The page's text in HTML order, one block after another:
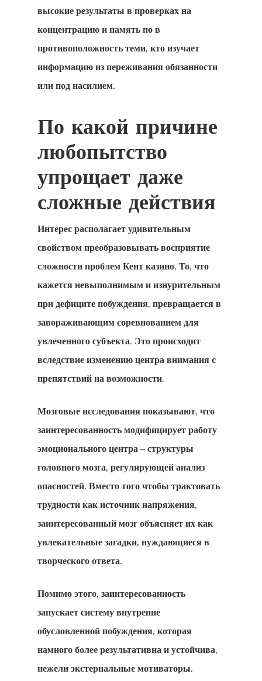
высокие результаты в проверках на
концентрацию и память по в
противоположность теми, кто изучает
информацию из переживания обязанности
или под насилием.
По какой причине
любопытство
упрощает даже
сложные действия
Интерес располагает удивительным
свойством преобразовывать восприятие
сложности проблем Кент казино. То, что
кажется невыполнимым и изнурительным
при дефиците побуждения, превращается в
завораживающим соревнованием для
увлеченного субъекта. Это происходит
вследствие изменению центра внимания с
препятствий на возможности.
Мозговые исследования показывают, что
заинтересованность модифицирует работу
эмоционального центра – структуры
головного мозга, регулирующей анализ
опасностей. Вместо того чтобы трактовать
трудности как источник напряжения,
заинтересованный мозг объясняет их как
увлекательные загадки, нуждающиеся в
творческого ответа.
Помимо этого, заинтересованность
запускает систему внутренне
обусловленной побуждения, которая
намного более результативна и устойчива,
нежели экстернальные мотиваторы.
CASAS
LOTES
CONTACTO